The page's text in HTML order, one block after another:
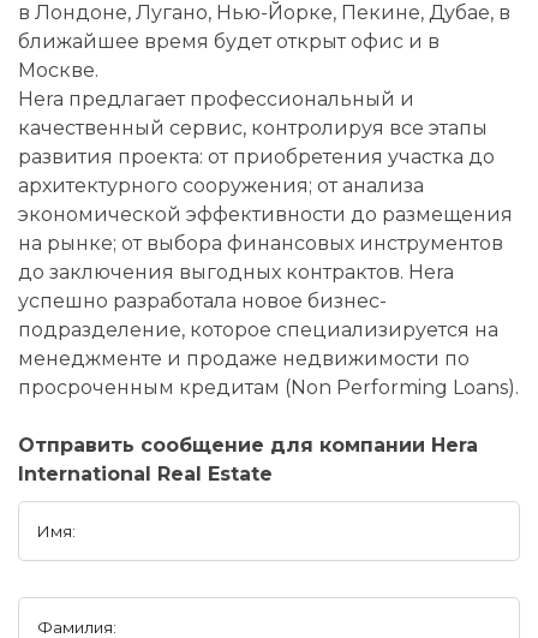
в Лондоне, Лугано, Нью-Йорке, Пекине, Дубае, в
ближайшее время будет открыт офис и в
Москве.
Hera предлагает профессиональный и
качественный сервис, контролируя все этапы
развития проекта: от приобретения участка до
архитектурного сооружения; от анализа
экономической эффективности до размещения
на рынке; от выбора финансовых инструментов
до заключения выгодных контрактов. Hera
успешно разработала новое бизнес-
подразделение, которое специализируется на
менеджменте и продаже недвижимости по
просроченным кредитам (Non Performing Loans).
Отправить сообщение для компании Hera
International Real Estate
Имя:
Фамилия: